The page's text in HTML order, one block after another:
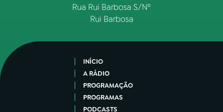
Rua Rui Barbosa S/Nº
Rui Barbosa
INÍCIO
A RÁDIO
PROGRAMAÇÃO
PROGRAMAS
PODCASTS